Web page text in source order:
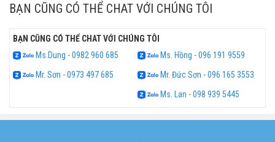
BẠN CŨNG CÓ THỂ CHAT VỚI CHÚNG TÔI
BẠN CŨNG CÓ THỂ CHAT VỚI CHÚNG TÔI
Ms.Dung - 0982 960 685
Ms. Hồng - 096 191 9559
Mr. Sơn - 0973 497 685
Mr. Đức Sơn - 096 165 3553
Ms. Lan - 098 939 5445